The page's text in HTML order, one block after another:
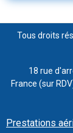
Tous droits
18 rue
France (sur
Prestations